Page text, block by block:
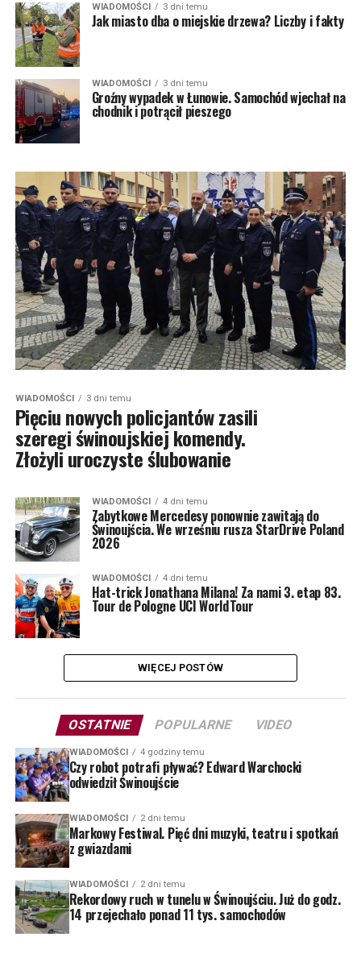
WIADOMOŚCI 3 dni temu
Jak miasto dba o miejskie drzewa? Liczby i fakty
WIADOMOŚCI 3 dni temu
Groźny wypadek w Łunowie. Samochód wjechał na
chodnik i potrącił pieszego
WIADOMOŚCI 3 dni temu
Pięciu nowych policjantów zasili
szeregi świnoujskiej komendy.
Złożyli uroczyste ślubowanie
WIADOMOŚCI 4 dni temu
Zabytkowe Mercedesy ponownie zawitają do
Świnoujścia. We wrześniu rusza StarDrive Poland
2026
WIADOMOŚCI 4 dni temu
Hat-trick Jonathana Milana! Za nami 3. etap 83.
Tour de Pologne UCI WorldTour
WIĘCEJ POSTÓW
OSTATNIE POPULARNE VIDEO
WIADOMOŚCI 4 godziny temu
Czy robot potrafi pływać? Edward Warchocki
odwiedził Świnoujście
WIADOMOŚCI 2 dni temu
Markowy Festiwal. Pięć dni muzyki, teatru i spotkań
z gwiazdami
WIADOMOŚCI 2 dni temu
Rekordowy ruch w tunelu w Świnoujściu. Już do godz.
14 przejechało ponad 11 tys. samochodów